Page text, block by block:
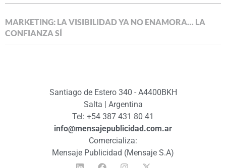
MARKETING: LA VISIBILIDAD YA NO ENAMORA… LA
CONFIANZA SÍ
Santiago de Estero 340 - A4400BKH
Salta | Argentina
Tel: +54 387 431 80 41
info@mensajepublicidad.com.ar
Comercializa:
Mensaje Publicidad (Mensaje S.A)